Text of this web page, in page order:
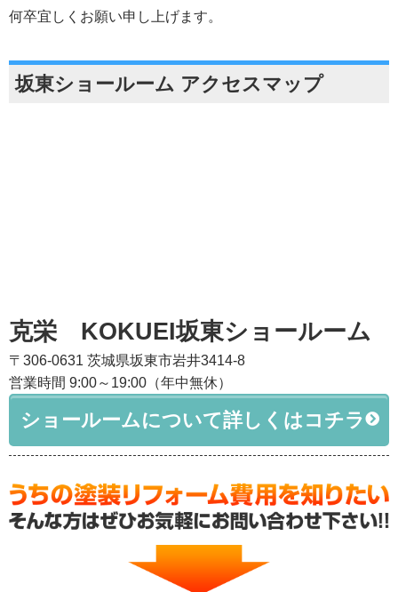
何卒宜しくお願い申し上げます。
坂東ショールーム アクセスマップ
克栄 KOKUEI坂東ショールーム
〒306-0631 茨城県坂東市岩井3414-8
営業時間 9:00～19:00（年中無休）
ショールームについて詳しくはコチラ